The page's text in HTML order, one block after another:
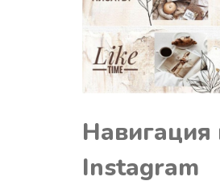
Навигация
Instagram